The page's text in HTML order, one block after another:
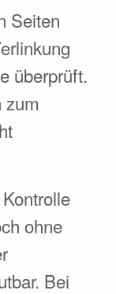
Seiten
überprüft.
zum
ohne
Bei